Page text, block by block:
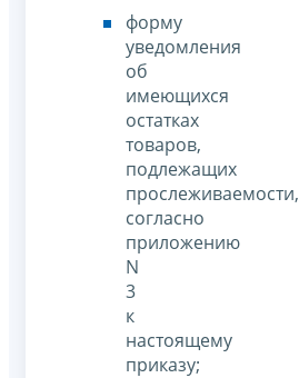
форму
уведомления
об
имеющихся
остатках
товаров,
подлежащих
прослеживаемости,
согласно
приложению
N
3
к
настоящему
приказу;